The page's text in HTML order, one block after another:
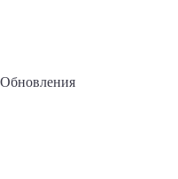
Обновления